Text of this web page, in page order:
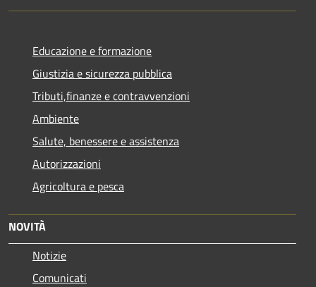
Educazione e formazione
Giustizia e sicurezza pubblica
Tributi,finanze e contravvenzioni
Ambiente
Salute, benessere e assistenza
Autorizzazioni
Agricoltura e pesca
NOVITÀ
Notizie
Comunicati